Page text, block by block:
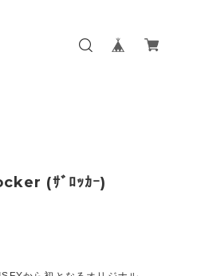
(ｻﾞﾛｯｶｰ)